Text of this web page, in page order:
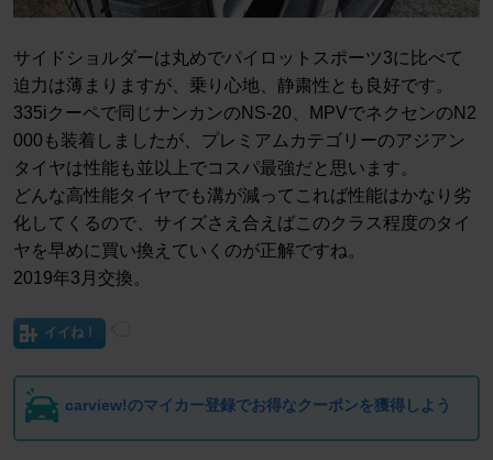
サイドショルダーは丸めでパイロットスポーツ3に比べて
迫力は薄まりますが、乗り心地、静粛性とも良好です。
335iクーペで同じナンカンのNS-20、MPVでネクセンのN2
000も装着しましたが、プレミアムカテゴリーのアジアン
タイヤは性能も並以上でコスパ最強だと思います。
どんな高性能タイヤでも溝が減ってこれば性能はかなり劣
化してくるので、サイズさえ合えばこのクラス程度のタイ
ヤを早めに買い換えていくのが正解ですね。
2019年3月交換。
イイね！
carview!のマイカー登録でお得なクーポンを獲得しよう